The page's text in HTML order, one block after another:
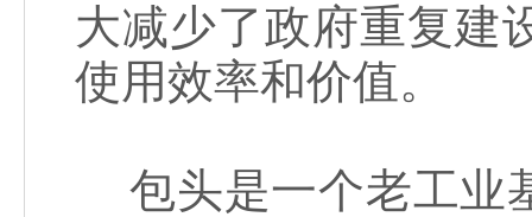
大减少了政府重复建
使用效率和价值。
包头是一个老工业